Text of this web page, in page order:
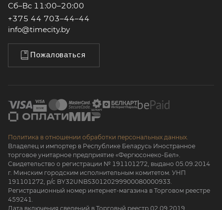
Сб–Вс 11:00–20:00
+375 44 703–44–44
info@timecity.by
Пожаловаться
Политика в отношении обработки персональных данных.
Владелец и импортер в Республике Беларусь Иностранное
торговое унитарное предприятие «Фергюсонеко-Бел».
Свидетельство о регистрации № 191101272, выдано 05.09.2014
г. Минским городским исполнительным комитетом. УНП
191101272, р/с BY32UNBS30120299900080000933.
Регистрационный номер интернет-магазина в Торговом реестре
459241.
Дата включения сведений в Торговый реестр 02.09.2019.